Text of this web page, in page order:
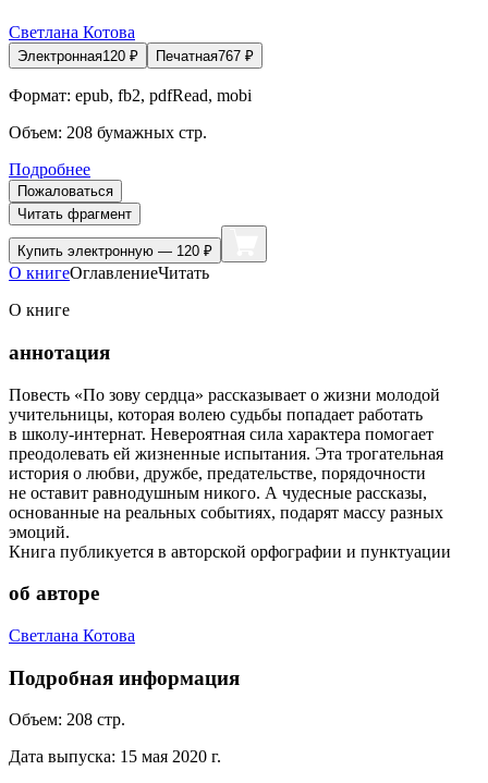
Светлана Котова
Электронная120 ₽ Печатная767 ₽
Формат: epub, fb2, pdfRead, mobi
Объем: 208 бумажных стр.
Подробнее
Пожаловаться
Читать фрагмент
Купить электронную — 120 ₽
О книгеОглавлениеЧитать
О книге
аннотация
Повесть «По зову сердца» рассказывает о жизни молодой
учительницы, которая волею судьбы попадает работать
в школу-интернат. Невероятная сила характера помогает
преодолевать ей жизненные испытания. Эта трогательная
история о любви, дружбе, предательстве, порядочности
не оставит равнодушным никого. А чудесные рассказы,
основанные на реальных событиях, подарят массу разных
эмоций.
Книга публикуется в авторской орфографии и пунктуации
об авторе
Светлана Котова
Подробная информация
Объем: 208 стр.
Дата выпуска: 15 мая 2020 г.